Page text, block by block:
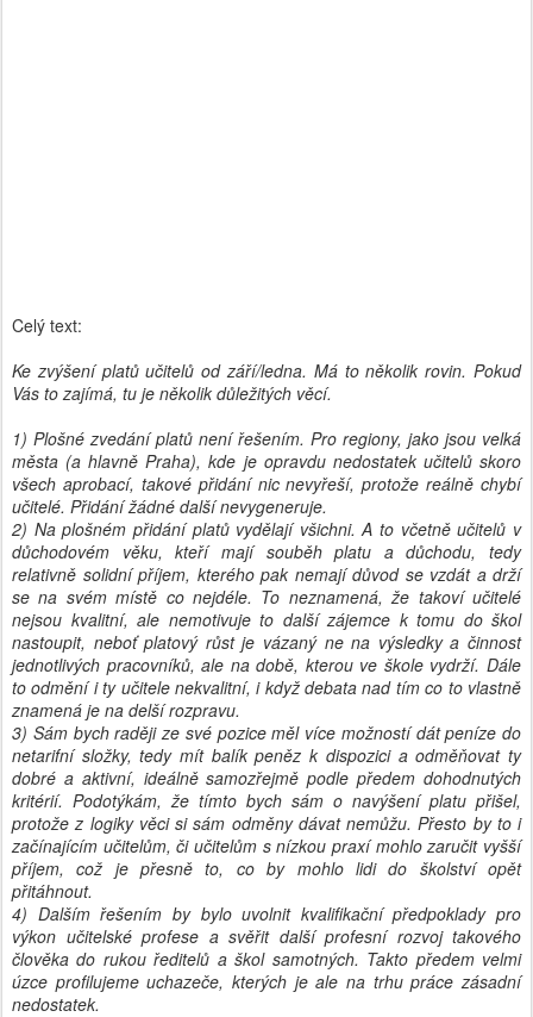
Celý text:
Ke zvýšení platů učitelů od září/ledna. Má to několik rovin. Pokud
Vás to zajímá, tu je několik důležitých věcí.
1) Plošné zvedání platů není řešením. Pro regiony, jako jsou velká
města (a hlavně Praha), kde je opravdu nedostatek učitelů skoro
všech aprobací, takové přidání nic nevyřeší, protože reálně chybí
učitelé. Přidání žádné další nevygeneruje.
2) Na plošném přidání platů vydělají všichni. A to včetně učitelů v
důchodovém věku, kteří mají souběh platu a důchodu, tedy
relativně solidní příjem, kterého pak nemají důvod se vzdát a drží
se na svém místě co nejdéle. To neznamená, že takoví učitelé
nejsou kvalitní, ale nemotivuje to další zájemce k tomu do škol
nastoupit, neboť platový růst je vázaný ne na výsledky a činnost
jednotlivých pracovníků, ale na době, kterou ve škole vydrží. Dále
to odmění i ty učitele nekvalitní, i když debata nad tím co to vlastně
znamená je na delší rozpravu.
3) Sám bych raději ze své pozice měl více možností dát peníze do
netarifní složky, tedy mít balík peněz k dispozici a odměňovat ty
dobré a aktivní, ideálně samozřejmě podle předem dohodnutých
kritérií. Podotýkám, že tímto bych sám o navýšení platu přišel,
protože z logiky věci si sám odměny dávat nemůžu. Přesto by to i
začínajícím učitelům, či učitelům s nízkou praxí mohlo zaručit vyšší
příjem, což je přesně to, co by mohlo lidi do školství opět
přitáhnout.
4) Dalším řešením by bylo uvolnit kvalifikační předpoklady pro
výkon učitelské profese a svěřit další profesní rozvoj takového
člověka do rukou ředitelů a škol samotných. Takto předem velmi
úzce profilujeme uchazeče, kterých je ale na trhu práce zásadní
nedostatek.